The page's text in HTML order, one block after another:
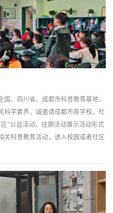
、四川省、成都市科普教育基地，
科学素养，诚邀请成都市各学校、社
”公益活动。往期活动展示活动形式
关科普教育活动，进入校园或者社区
活动...